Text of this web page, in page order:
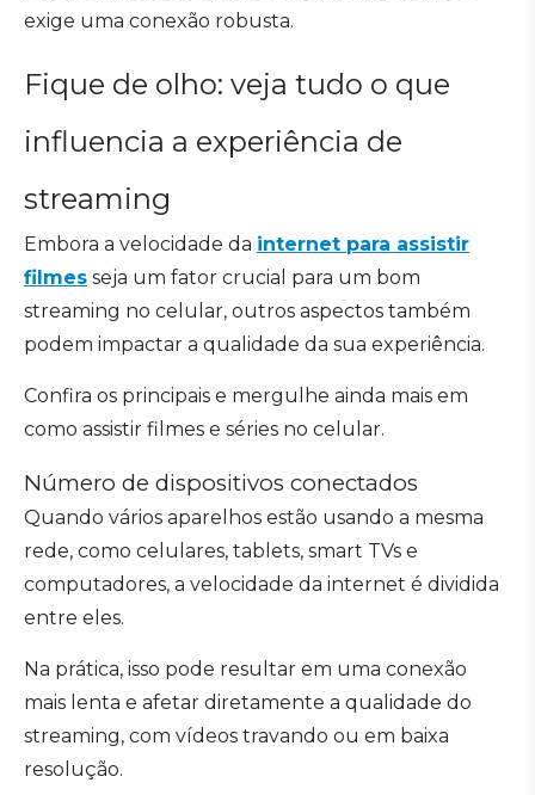
exige uma conexão robusta.
Fique de olho: veja tudo o que
influencia a experiência de
streaming
Embora a velocidade da internet para assistir
filmes seja um fator crucial para um bom
streaming no celular, outros aspectos também
podem impactar a qualidade da sua experiência.
Confira os principais e mergulhe ainda mais em
como assistir filmes e séries no celular.
Número de dispositivos conectados
Quando vários aparelhos estão usando a mesma
rede, como celulares, tablets, smart TVs e
computadores, a velocidade da internet é dividida
entre eles.
Na prática, isso pode resultar em uma conexão
mais lenta e afetar diretamente a qualidade do
streaming, com vídeos travando ou em baixa
resolução.